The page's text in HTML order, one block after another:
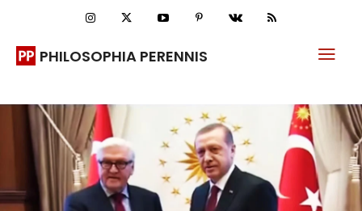
PHILOSOPHIA PERENNIS